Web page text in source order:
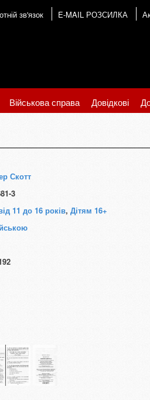
зв'язок E-MAIL РОЗСИЛКА
Військова справа Довідкові
Скотт
3
11 до 16 років, Дітям 16+